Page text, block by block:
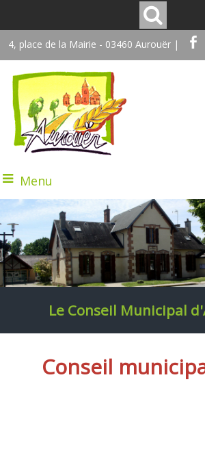
4, place de la Mairie - 03460 Aurouër |
Menu
Le Conseil Municipal
Conseil